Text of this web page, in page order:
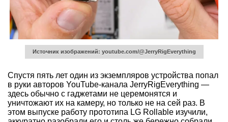
Источник изображений: youtube.com/@JerryRigEverything
Спустя пять лет один из экземпляров устройства попал
в руки авторов YouTube-канала JerryRigEverything —
здесь обычно с гаджетами не церемонятся и
уничтожают их на камеру, но только не на сей раз. В
этом выпуске работу прототипа LG Rollable изучили,